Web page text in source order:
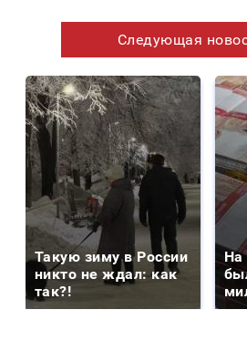
Следующая
Такую зиму в России
никто не ждал: как
так?!
На